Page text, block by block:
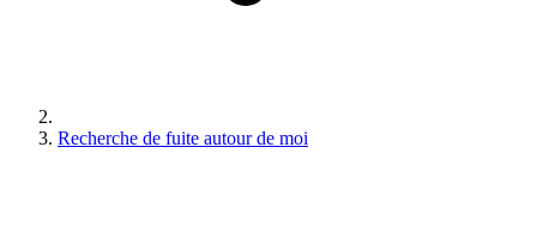
Recherche de fuite autour de moi